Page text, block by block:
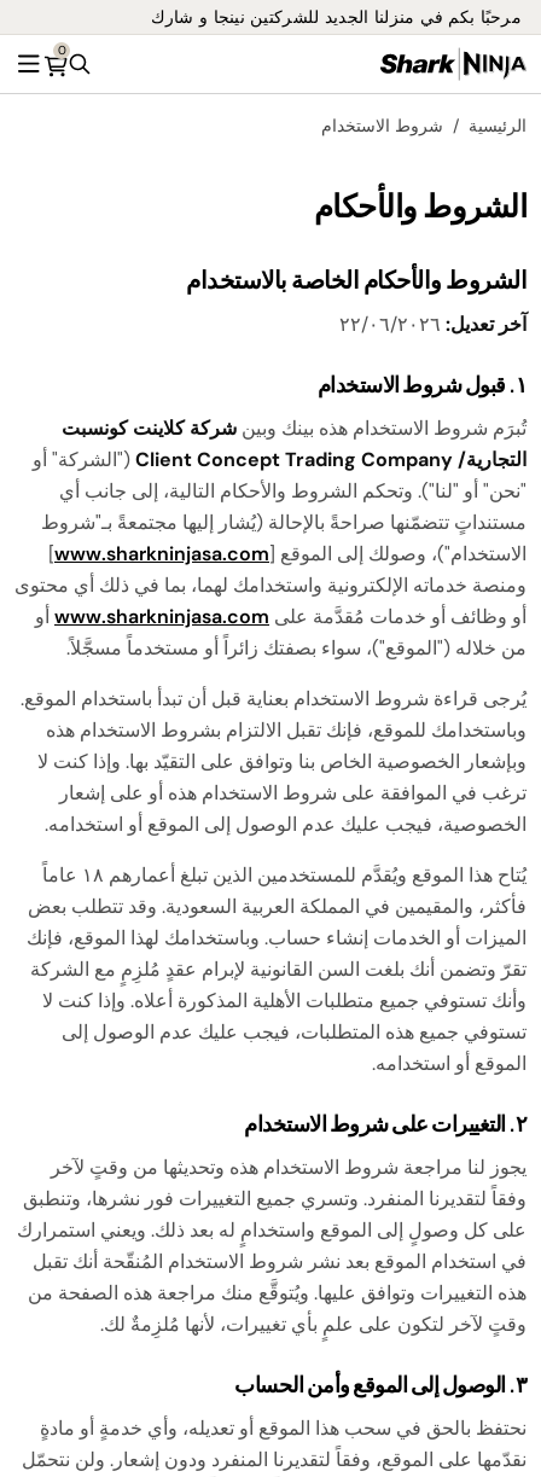
مرحبًا بكم في منزلنا الجديد للشركتين نينجا و شارك
بحث
0
الرئيسية شروط الاستخدام
الشروط والأحكام
الشروط والأحكام الخاصة بالاستخدام
آخر تعديل: ٢٢/٠٦/٢٠٢٦
١. قبول شروط الاستخدام
تُبرَم شروط الاستخدام هذه بينك وبين شركة كلاينت كونسبت
التجارية/ Client Concept Trading Company
("الشركة" أو
"نحن" أو "لنا"). وتحكم الشروط والأحكام التالية، إلى جانب أي
مستنداتٍ تتضمّنها صراحةً بالإحالة (يُشار إليها مجتمعةً بـ"شروط
الاستخدام")، وصولك إلى الموقع [www.sharkninjasa.com
]
ومنصة خدماته الإلكترونية واستخدامك لهما، بما في ذلك أي محتوى
أو وظائف أو خدمات مُقدَّمة على www.sharkninjasa.com أو
من خلاله ("الموقع")، سواء بصفتك زائراً أو مستخدماً مسجَّلاً.
يُرجى قراءة شروط الاستخدام بعناية قبل أن تبدأ باستخدام الموقع.
وباستخدامك للموقع، فإنك تقبل الالتزام بشروط الاستخدام هذه
وبإشعار الخصوصية الخاص بنا وتوافق على التقيّد بها. وإذا كنت لا
ترغب في الموافقة على شروط الاستخدام هذه أو على إشعار
الخصوصية، فيجب عليك عدم الوصول إلى الموقع أو استخدامه.
يُتاح هذا الموقع ويُقدَّم للمستخدمين الذين تبلغ أعمارهم ١٨ عاماً
فأكثر، والمقيمين في المملكة العربية السعودية. وقد تتطلب بعض
الميزات أو الخدمات إنشاء حساب. وباستخدامك لهذا الموقع، فإنك
تقرّ وتضمن أنك بلغت السن القانونية لإبرام عقدٍ مُلزِمٍ مع الشركة
وأنك تستوفي جميع متطلبات الأهلية المذكورة أعلاه. وإذا كنت لا
تستوفي جميع هذه المتطلبات، فيجب عليك عدم الوصول إلى
الموقع أو استخدامه.
٢. التغييرات على شروط الاستخدام
يجوز لنا مراجعة شروط الاستخدام هذه وتحديثها من وقتٍ لآخر
وفقاً لتقديرنا المنفرد. وتسري جميع التغييرات فور نشرها، وتنطبق
على كل وصولٍ إلى الموقع واستخدامٍ له بعد ذلك. ويعني استمرارك
في استخدام الموقع بعد نشر شروط الاستخدام المُنقّحة أنك تقبل
هذه التغييرات وتوافق عليها. ويُتوقَّع منك مراجعة هذه الصفحة من
وقتٍ لآخر لتكون على علمٍ بأي تغييرات، لأنها مُلزِمةٌ لك.
٣. الوصول إلى الموقع وأمن الحساب
نحتفظ بالحق في سحب هذا الموقع أو تعديله، وأي خدمةٍ أو مادةٍ
نقدّمها على الموقع، وفقاً لتقديرنا المنفرد ودون إشعار. ولن نتحمّل